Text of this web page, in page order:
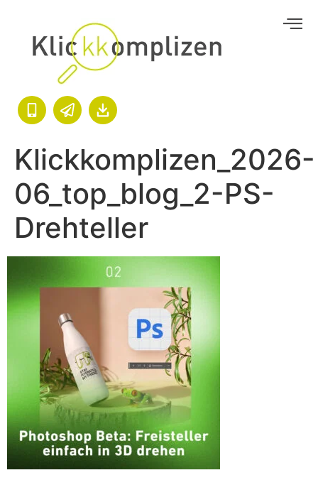
Klickkomplizen_2026-
06_top_blog_2-PS-
Drehteller